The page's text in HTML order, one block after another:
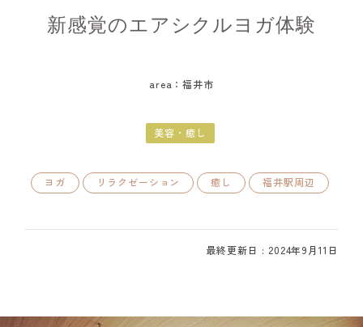
新感覚のエアシクルヨガ体験
area：福井市
美容・癒し
ヨガ リラクゼーション 癒し 福井駅周辺
最終更新日 : 2024年9月11日